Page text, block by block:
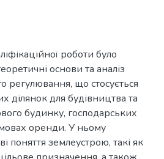
роботи було
основи та аналіз
регулювання, що стосується
ділянок для будівництва та
будинку, господарських
оренди. У ньому
поняття землеустрою, такі як